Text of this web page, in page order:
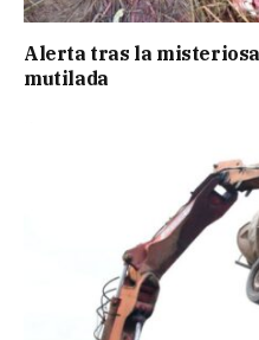
Alerta tras la
mutilada